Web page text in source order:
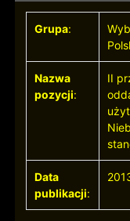
Grupa:
Nazwa
pozycji:
II
Data
publikacji: